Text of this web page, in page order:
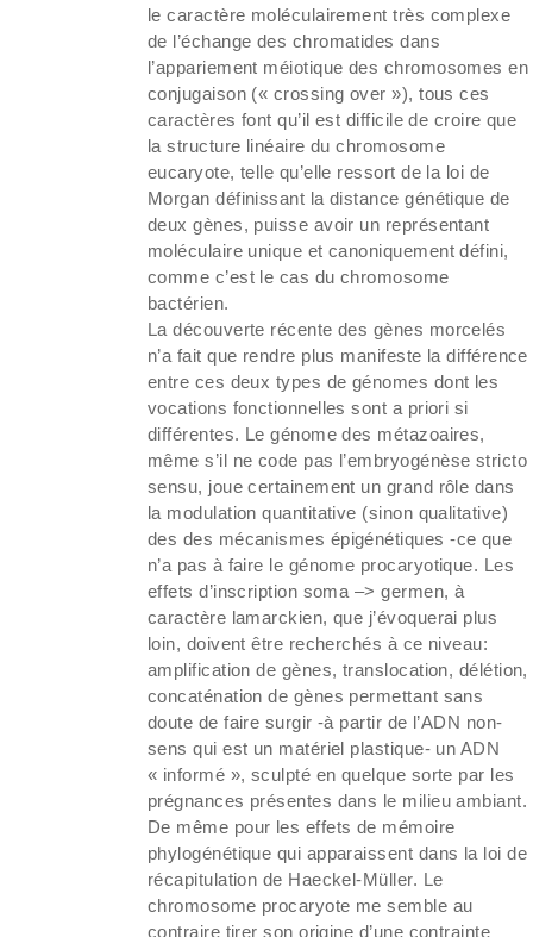
le caractère moléculairement très complexe
de l’échange des chromatides dans
l’appariement méiotique des chromosomes en
conjugaison (« crossing over »), tous ces
caractères font qu’il est difficile de croire que
la structure linéaire du chromosome
eucaryote, telle qu’elle ressort de la loi de
Morgan définissant la distance génétique de
deux gènes, puisse avoir un représentant
moléculaire unique et canoniquement défini,
comme c’est le cas du chromosome
bactérien.
La découverte récente des gènes morcelés
n’a fait que rendre plus manifeste la différence
entre ces deux types de génomes dont les
vocations fonctionnelles sont a priori si
différentes. Le génome des métazoaires,
même s’il ne code pas l’embryogénèse stricto
sensu, joue certainement un grand rôle dans
la modulation quantitative (sinon qualitative)
des des mécanismes épigénétiques -ce que
n’a pas à faire le génome procaryotique. Les
effets d’inscription soma –> germen, à
caractère lamarckien, que j’évoquerai plus
loin, doivent être recherchés à ce niveau:
amplification de gènes, translocation, délétion,
concaténation de gènes permettant sans
doute de faire surgir -à partir de l’ADN non-
sens qui est un matériel plastique- un ADN
« informé », sculpté en quelque sorte par les
prégnances présentes dans le milieu ambiant.
De même pour les effets de mémoire
phylogénétique qui apparaissent dans la loi de
récapitulation de Haeckel-Müller. Le
chromosome procaryote me semble au
contraire tirer son origine d’une contrainte